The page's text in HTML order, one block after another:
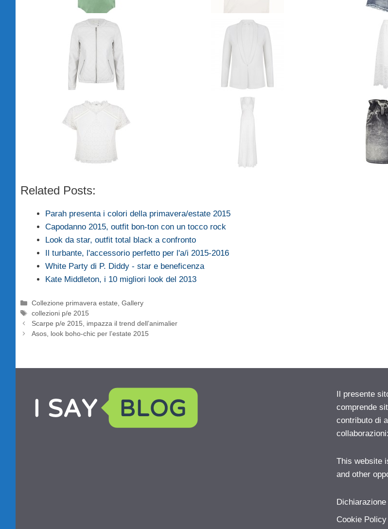
Related Posts:
Parah presenta i colori della primavera/estate 2015
Capodanno 2015, outfit bon-ton con un tocco rock
Look da star, outfit total black a confronto
Il turbante, l'accessorio perfetto per l'a/i 2015-2016
White Party di P. Diddy - star e beneficenza
Kate Middleton, i 10 migliori look del 2013
Categorie
Collezione primavera estate,Gallery
Tag
collezioni p/e 2015
Scarpe p/e 2015, impazza il trend dell’animalier
Asos, look boho-chic per l’estate 2015
Il presente
comprende
contributo di
collaborazioni:
This website
and other
Cookie